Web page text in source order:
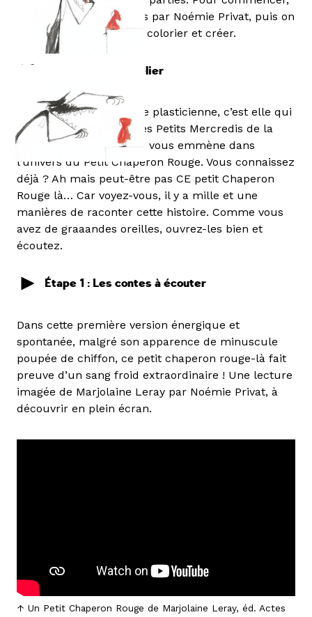
on écoute les contes lus par Noémie Privat, puis on
s’installe pour dessiner, colorier et créer.
Introduction à l’atelier
Noémie Privat est artiste plasticienne, c’est elle qui
égaye habituellement les Petits Mercredis de la
Friche. Aujourd’hui, elle vous emmène dans
l’univers du Petit Chaperon Rouge. Vous connaissez
déjà ? Ah mais peut-être pas CE petit Chaperon
Rouge là… Car voyez-vous, il y a mille et une
manières de raconter cette histoire. Comme vous
avez de graaandes oreilles, ouvrez-les bien et
écoutez.
Étape 1 : Les contes à écouter
Dans cette première version énergique et
spontanée, malgré son apparence de minuscule
poupée de chiffon, ce petit chaperon rouge-là fait
preuve d’un sang froid extraordinaire ! Une lecture
imagée de Marjolaine Leray par Noémie Privat, à
découvrir en plein écran.
Un Petit Chaperon Rouge de Marjolaine Leray, éd. Actes